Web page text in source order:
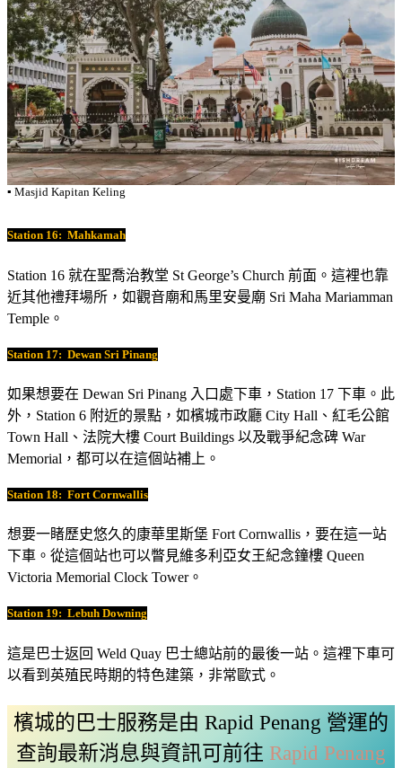
▪️ Masjid Kapitan Keling
Station 16: Mahkamah
Station 16 就在聖喬治教堂 St George’s Church 前面。這裡也靠
近其他禮拜場所，如觀音廟和馬里安曼廟 Sri Maha Mariamman
Temple。
Station 17: Dewan Sri Pinang
如果想要在 Dewan Sri Pinang 入口處下車，Station 17 下車。此
外，Station 6 附近的景點，如檳城市政廳 City Hall、紅毛公館
Town Hall、法院大樓 Court Buildings 以及戰爭紀念碑 War
Memorial，都可以在這個站補上。
Station 18: Fort Cornwallis
想要一睹歷史悠久的康華里斯堡 Fort Cornwallis，要在這一站
下車。從這個站也可以瞥見維多利亞女王紀念鐘樓 Queen
Victoria Memorial Clock Tower。
Station 19: Lebuh Downing
這是巴士返回 Weld Quay 巴士總站前的最後一站。這裡下車可
以看到英殖民時期的特色建築，非常歐式。
檳城的巴士服務是由 Rapid Penang 營運的
查詢最新消息與資訊可前往 Rapid Penang